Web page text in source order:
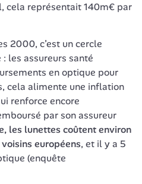
cela représentait 140m€ par
2000, c’est un cercle
: les assureurs santé
en optique pour
cela alimente une inflation
renforce encore
par son assureur
les lunettes coûtent environ
européens, et il y a 5
(enquête